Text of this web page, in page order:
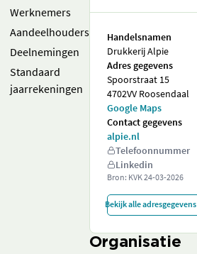
Werknemers
Aandeelhouders
Deelnemingen
Standaard
jaarrekeningen
Handelsnamen
Drukkerij Alpie
Adres gegevens
Spoorstraat 15
4702VV Roosendaal
Google Maps
Contact gegevens
alpie.nl
Telefoonnummer
Linkedin
Bron: KVK24-03-2026
Bekijk alle adresgegevens
Organisatie